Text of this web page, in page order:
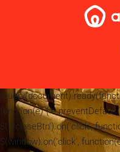
function(e) {
$('#closeBtn').on('click',
$(window).on('click',